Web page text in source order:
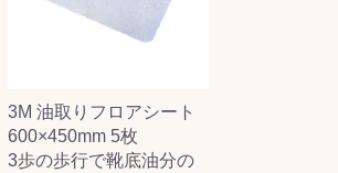
3M 油取りフロアシート
600×450mm 5枚
3歩の歩行で靴底油分の